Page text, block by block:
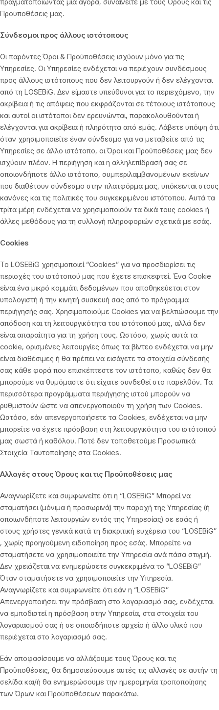
Προϋποθέσεις μας.
Σύνδεσμοι προς άλλους ιστότοπους
Οι παρόντες Όροι & Προϋποθέσεις ισχύουν μόνο για τις
Υπηρεσίες. Οι Υπηρεσίες ενδέχεται να περιέχουν συνδέσμους
προς άλλους ιστότοπους που δεν λειτουργούν ή δεν ελέγχονται
από τη LOSEBiG. Δεν είμαστε υπεύθυνοι για το περιεχόμενο, την
ακρίβεια ή τις απόψεις που εκφράζονται σε τέτοιους ιστότοπους
και αυτοί οι ιστότοποι δεν ερευνώνται, παρακολουθούνται ή
ελέγχονται για ακρίβεια ή πληρότητα από εμάς. Λάβετε υπόψη ότι
όταν χρησιμοποιείτε έναν σύνδεσμο για να μεταβείτε από τις
Υπηρεσίες σε άλλο ιστότοπο, οι Όροι και Προϋποθέσεις μας δεν
ισχύουν πλέον. Η περιήγηση και η αλληλεπίδρασή σας σε
οποιονδήποτε άλλο ιστότοπο, συμπεριλαμβανομένων εκείνων
που διαθέτουν σύνδεσμο στην πλατφόρμα μας, υπόκεινται στους
κανόνες και τις πολιτικές του συγκεκριμένου ιστότοπου. Αυτά τα
τρίτα μέρη ενδέχεται να χρησιμοποιούν τα δικά τους cookies ή
άλλες μεθόδους για τη συλλογή πληροφοριών σχετικά με εσάς.
Cookies
Το LOSEBiG χρησιμοποιεί “Cookies” για να προσδιορίσει τις
περιοχές του ιστότοπού μας που έχετε επισκεφτεί. Ένα Cookie
είναι ένα μικρό κομμάτι δεδομένων που αποθηκεύεται στον
υπολογιστή ή την κινητή συσκευή σας από το πρόγραμμα
περιήγησής σας. Χρησιμοποιούμε Cookies για να βελτιώσουμε την
απόδοση και τη λειτουργικότητα του ιστότοπού μας, αλλά δεν
είναι απαραίτητα για τη χρήση τους. Ωστόσο, χωρίς αυτά τα
cookie, ορισμένες λειτουργίες όπως τα βίντεο ενδέχεται να μην
είναι διαθέσιμες ή θα πρέπει να εισάγετε τα στοιχεία σύνδεσής
σας κάθε φορά που επισκέπτεστε τον ιστότοπο, καθώς δεν θα
μπορούμε να θυμόμαστε ότι είχατε συνδεθεί στο παρελθόν. Τα
περισσότερα προγράμματα περιήγησης ιστού μπορούν να
ρυθμιστούν ώστε να απενεργοποιούν τη χρήση των Cookies.
Ωστόσο, εάν απενεργοποιήσετε τα Cookies, ενδέχεται να μην
μπορείτε να έχετε πρόσβαση στη λειτουργικότητα του ιστότοπού
μας σωστά ή καθόλου. Ποτέ δεν τοποθετούμε Προσωπικά
Στοιχεία Ταυτοποίησης στα Cookies.
Αλλαγές στους Όρους και τις Προϋποθέσεις μας
Αναγνωρίζετε και συμφωνείτε ότι η “LOSEBiG” Μπορεί να
σταματήσει (μόνιμα ή προσωρινά) την παροχή της Υπηρεσίας (ή
οποιωνδήποτε λειτουργιών εντός της Υπηρεσίας) σε εσάς ή
στους χρήστες γενικά κατά τη διακριτική ευχέρεια του “LOSEBiG”
, χωρίς προηγούμενη ειδοποίηση προς εσάς. Μπορείτε να
σταματήσετε να χρησιμοποιείτε την Υπηρεσία ανά πάσα στιγμή.
Δεν χρειάζεται να ενημερώσετε συγκεκριμένα το “LOSEBiG”
Όταν σταματήσετε να χρησιμοποιείτε την Υπηρεσία.
Αναγνωρίζετε και συμφωνείτε ότι εάν η “LOSEBiG”
Απενεργοποιήσει την πρόσβαση στο λογαριασμό σας, ενδέχεται
να εμποδιστεί η πρόσβαση στην Υπηρεσία, στα στοιχεία του
λογαριασμού σας ή σε οποιοδήποτε αρχείο ή άλλο υλικό που
περιέχεται στο λογαριασμό σας.
Εάν αποφασίσουμε να αλλάξουμε τους Όρους και τις
Προϋποθέσεις, θα δημοσιεύσουμε αυτές τις αλλαγές σε αυτήν τη
σελίδα και/ή θα ενημερώσουμε την ημερομηνία τροποποίησης
των Όρων και Προϋποθέσεων παρακάτω.